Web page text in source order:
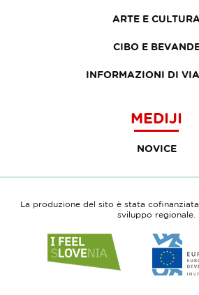
ARTE E CULTURA
CIBO E
INFORMAZIONI DI
MEDIJI
NOVICE
La produzione del sito è stata
sviluppo regionale.
to
website